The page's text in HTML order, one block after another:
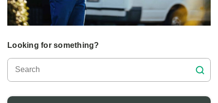
Looking for something?